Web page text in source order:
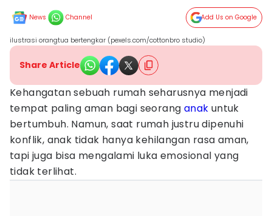
News Channel Add Us on Google
ilustrasi orangtua bertengkar (pexels.com/cottonbro studio)
Share Article
Kehangatan sebuah rumah seharusnya menjadi
tempat paling aman bagi seorang anak untuk
bertumbuh. Namun, saat rumah justru dipenuhi
konflik, anak tidak hanya kehilangan rasa aman,
tapi juga bisa mengalami luka emosional yang
tidak terlihat.